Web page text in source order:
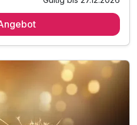
Buffet
zu Heiligabend***
der Lobbybar****
Hotelparkplatz